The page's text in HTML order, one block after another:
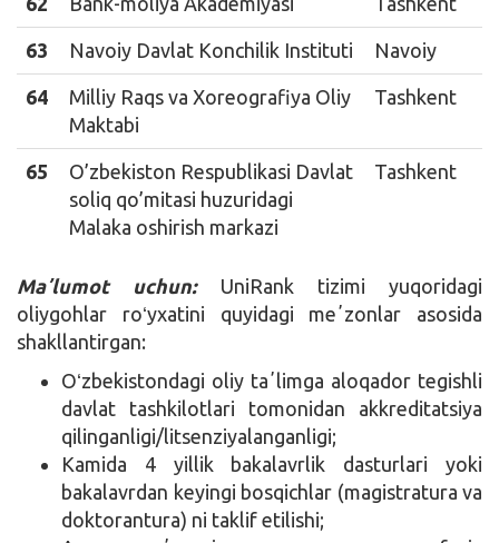
63 Navoiy Davlat Konchilik Instituti Navoiy
64
Milliy Raqs va Xoreografiya Oliy
Maktabi
Tashkent
65
O’zbekiston Respublikasi Davlat
soliq qo’mitasi huzuridagi
Malaka oshirish markazi
Tashkent
Maʼlumot uchun:UniRank tizimi yuqoridagi
oliygohlar roʻyxatini quyidagi meʼzonlar asosida
shakllantirgan:
Oʻzbekistondagi oliy taʼlimga aloqador tegishli
davlat tashkilotlari tomonidan akkreditatsiya
qilinganligi/litsenziyalanganligi;
Kamida 4 yillik bakalavrlik dasturlari yoki
bakalavrdan keyingi bosqichlar (magistratura va
doktorantura) ni taklif etilishi;